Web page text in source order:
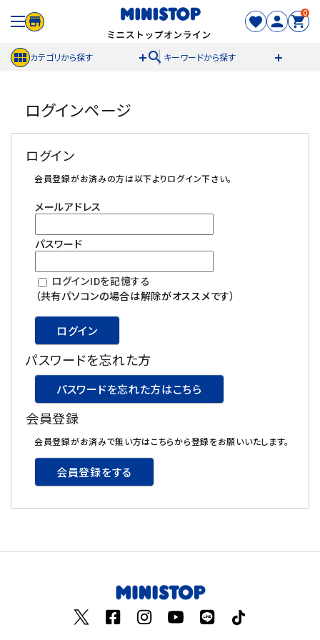
0
カテゴリから探す search キーワードから探す
meeting_room ログイン person 新規登録
セール商品
カテゴリから探す
冷凍食品
スイーツ
お菓子
酒類
日用品
ギフト
ログインページ
ログイン
会員登録がお済みの方は以下よりログイン下さい。
メールアドレス
パスワード
ログインIDを記憶する
（共有パソコンの場合は解除がオススメです）
ログイン
パスワードを忘れた方
パスワードを忘れた方はこちら
会員登録
会員登録がお済みで無い方はこちらから登録をお願いいたします。
会員登録をする